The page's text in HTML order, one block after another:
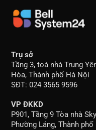
Trụ sở
Tầng 3, toà nhà Trung
Hòa, Thành phố Hà Nội
SĐT: 024 3565 9596
VP ĐKKD
P901, Tầng 9 Tòa nhà
Phường Láng, Thành